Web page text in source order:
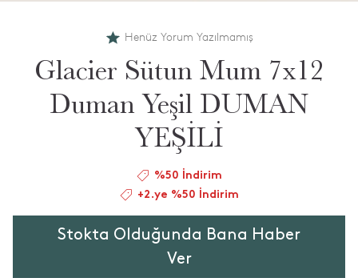
Henüz Yorum Yazılmamış
Glacier Sütun Mum 7x12
Duman Yeşil DUMAN
YEŞİLİ
%50 İndirim
+2.ye %50 İndirim
Stokta Olduğunda Bana Haber
Ver